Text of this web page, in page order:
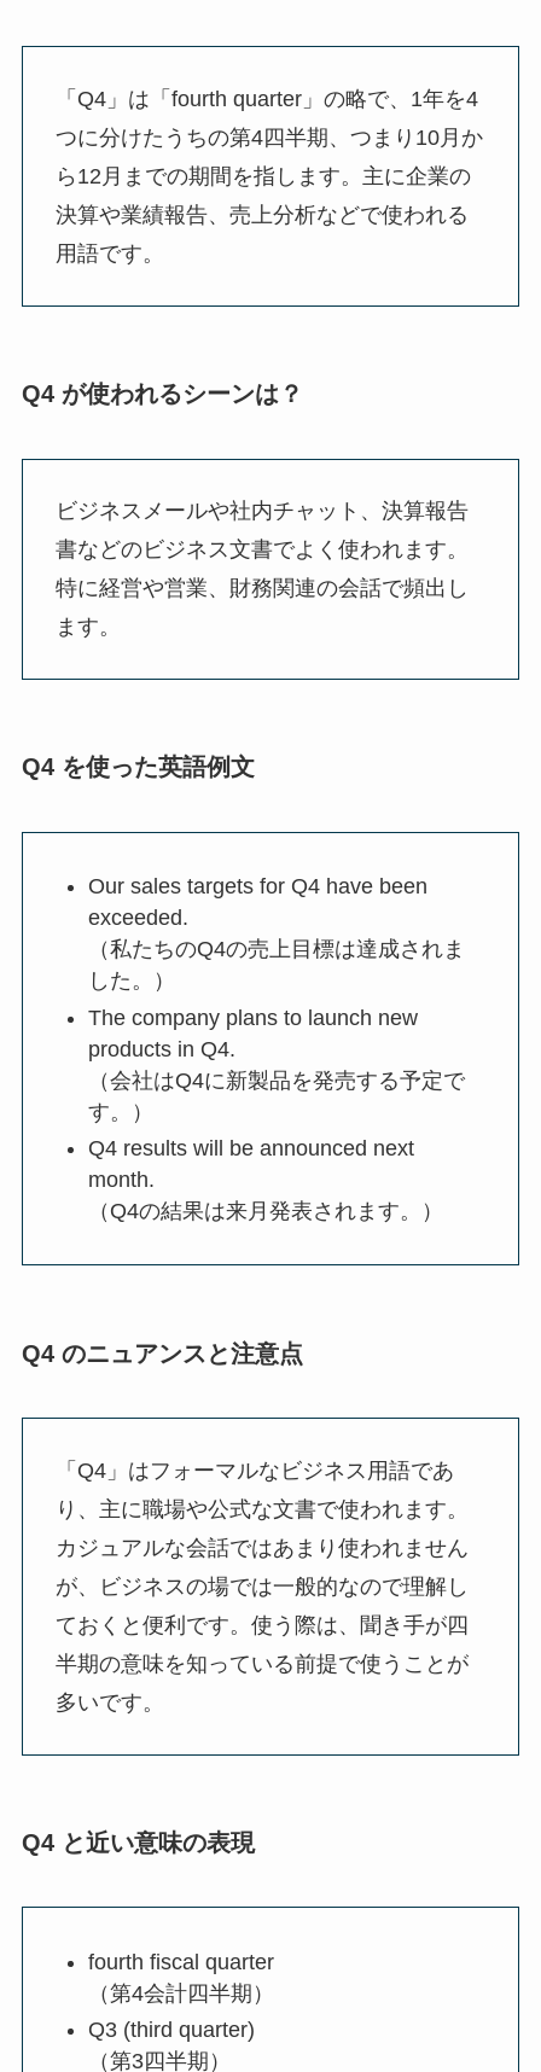
「Q4」は「fourth quarter」の略で、1年を4
つに分けたうちの第4四半期、つまり10月か
ら12月までの期間を指します。主に企業の
決算や業績報告、売上分析などで使われる
用語です。
Q4 が使われるシーンは？
ビジネスメールや社内チャット、決算報告
書などのビジネス文書でよく使われます。
特に経営や営業、財務関連の会話で頻出し
ます。
Q4 を使った英語例文
Our sales targets for Q4 have been
exceeded.
（私たちのQ4の売上目標は達成されま
した。）
The company plans to launch new
products in Q4.
（会社はQ4に新製品を発売する予定で
す。）
Q4 results will be announced next
month.
（Q4の結果は来月発表されます。）
Q4 のニュアンスと注意点
「Q4」はフォーマルなビジネス用語であ
り、主に職場や公式な文書で使われます。
カジュアルな会話ではあまり使われません
が、ビジネスの場では一般的なので理解し
ておくと便利です。使う際は、聞き手が四
半期の意味を知っている前提で使うことが
多いです。
Q4 と近い意味の表現
fourth fiscal quarter
（第4会計四半期）
Q3 (third quarter)
（第3四半期）